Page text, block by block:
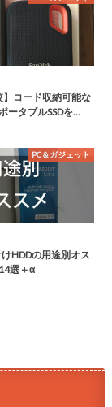
】コード収納可能な
ータブルSSDを…
PC＆ガジェット
けHDDの用途別オス
選＋α